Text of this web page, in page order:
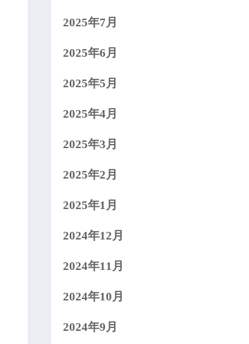
2025年7月
2025年6月
2025年5月
2025年4月
2025年3月
2025年2月
2025年1月
2024年12月
2024年11月
2024年10月
2024年9月